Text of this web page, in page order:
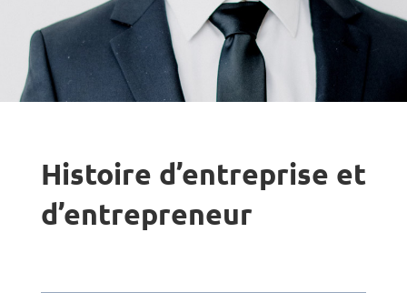
Histoire d’entreprise et
d’entrepreneur